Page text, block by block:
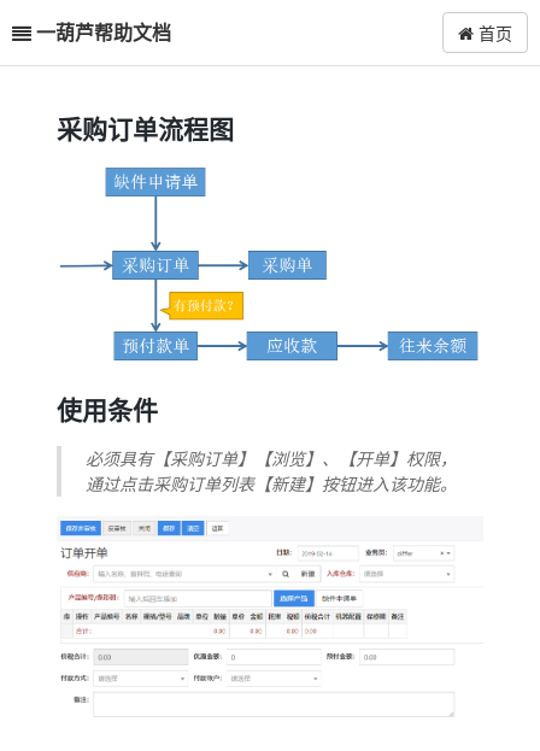
一葫芦帮助文档 首页
采购订单流程图
使用条件
必须具有【采购订单】【浏览】、【开单】权限，
通过点击采购订单列表【新建】按钮进入该功能。